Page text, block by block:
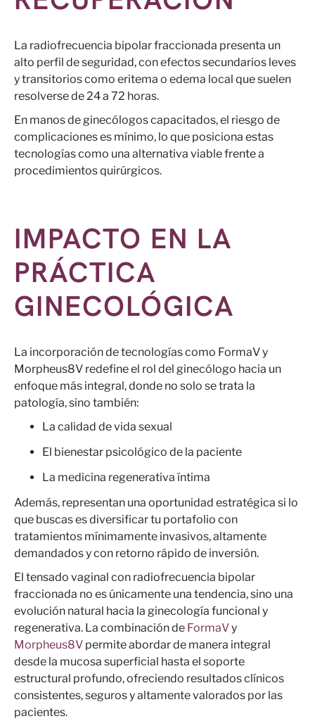
La radiofrecuencia bipolar fraccionada presenta un
alto perfil de seguridad, con efectos secundarios leves
y transitorios como eritema o edema local que suelen
resolverse de 24 a 72 horas.
En manos de ginecólogos capacitados, el riesgo de
complicaciones es mínimo, lo que posiciona estas
tecnologías como una alternativa viable frente a
procedimientos quirúrgicos.
IMPACTO EN LA
PRÁCTICA
GINECOLÓGICA
La incorporación de tecnologías como FormaV y
Morpheus8V redefine el rol del ginecólogo hacia un
enfoque más integral, donde no solo se trata la
patología, sino también:
La calidad de vida sexual
El bienestar psicológico de la paciente
La medicina regenerativa íntima
Además, representan una oportunidad estratégica si lo
que buscas es diversificar tu portafolio con
tratamientos mínimamente invasivos, altamente
demandados y con retorno rápido de inversión.
El tensado vaginal con radiofrecuencia bipolar
fraccionada no es únicamente una tendencia, sino una
evolución natural hacia la ginecología funcional y
regenerativa. La combinación de FormaVy
Morpheus8V permite abordar de manera integral
desde la mucosa superficial hasta el soporte
estructural profundo, ofreciendo resultados clínicos
consistentes, seguros y altamente valorados por las
pacientes.